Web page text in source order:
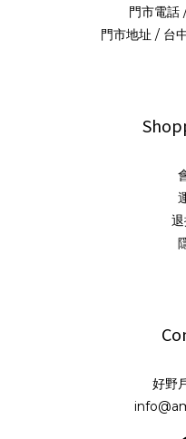
門市電
門市地址 / 台
好野